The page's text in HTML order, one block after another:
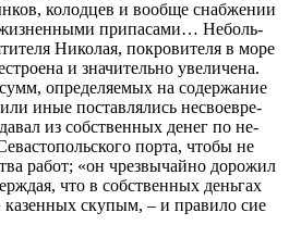
ко­лод­цев и во­об­ще снаб­же­нии
жиз­нен­ны­ми при­па­са­ми… Неболь­
Ни­ко­лая, по­кро­ви­те­ля в мо­ре
и зна­чи­тель­но уве­ли­че­на.
опре­де­ля­е­мых на со­дер­жа­ние
иные по­став­ля­лись не­свое­вре­
из соб­ствен­ных де­нег по не­
пор­та, чтобы не
ра­бот; «он чрез­вы­чай­но до­ро­жил
что в соб­ствен­ных день­гах
ску­пым, – и пра­ви­ло сие